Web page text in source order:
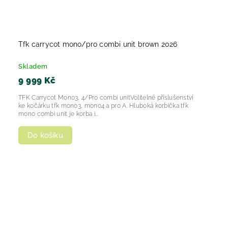
Tfk carrycot mono/pro combi unit brown 2026
Skladem
9 999 Kč
Do košíku
TFK Carrycot Mono3, 4/Pro combi unitVolitelné příslušenství
ke kočárku tfk mono3, mono4 a pro A. Hluboká korbička tfk
mono combi unit je korba i...